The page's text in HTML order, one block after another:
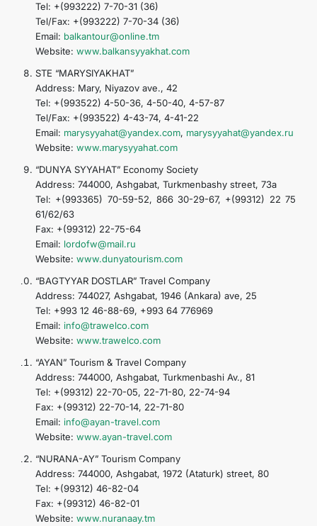
Tel: +(993222) 7-70-31 (36)
Tel/Fax: +(993222) 7-70-34 (36)
Email: balkantour@online.tm
Website: www.balkansyyakhat.com
STE “MARYSIYAKHAT”
Address: Mary, Niyazov ave., 42
Tel: +(993522) 4-50-36, 4-50-40, 4-57-87
Tel/Fax: +(993522) 4-43-74, 4-41-22
Email: marysyyahat@yandex.com, marysyyahat@yandex.ru
Website: www.marysyyahat.com
“DUNYA SYYAHAT” Economy Society
Address: 744000, Ashgabat, Turkmenbashy street, 73a
Tel: +(993365) 70-59-52, 866 30-29-67, +(99312) 22 75
61/62/63
Fax: +(99312) 22-75-64
Email: lordofw@mail.ru
Website: www.dunyatourism.com
“BAGTYYAR DOSTLAR” Travel Company
Address: 744027, Ashgabat, 1946 (Ankara) ave, 25
Tel: +993 12 46-88-69, +993 64 776969
Email: info@trawelco.com
Website: www.trawelco.com
“AYAN” Tourism & Travel Company
Address: 744000, Ashgabat, Turkmenbashi Av., 81
Tel: +(99312) 22-70-05, 22-71-80, 22-74-94
Fax: +(99312) 22-70-14, 22-71-80
Email: info@ayan-travel.com
Website: www.ayan-travel.com
“NURANA-AY” Tourism Company
Address: 744000, Ashgabat, 1972 (Ataturk) street, 80
Tel: +(99312) 46-82-04
Fax: +(99312) 46-82-01
Website: www.nuranaay.tm